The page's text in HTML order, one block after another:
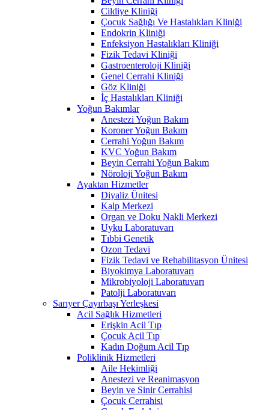
Cildiye Kliniği
Çocuk Sağlığı Ve Hastalıkları Kliniği
Endokrin Kliniği
Enfeksiyon Hastalıkları Kliniği
Fizik Tedavi Kliniği
Gastroenteroloji Kliniği
Genel Cerrahi Kliniği
Göz Kliniği
İç Hastalıkları Kliniği
Yoğun Bakımlar
Anestezi Yoğun Bakım
Koroner Yoğun Bakım
Cerrahi Yoğun Bakım
KVC Yoğun Bakım
Beyin Cerrahi Yoğun Bakım
Nöroloji Yoğun Bakım
Ayaktan Hizmetler
Diyaliz Ünitesi
Kalp Merkezi
Organ ve Doku Nakli Merkezi
Uyku Laboratuvarı
Tıbbi Genetik
Ozon Tedavi
Fizik Tedavi ve Rehabilitasyon Ünitesi
Biyokimya Laboratuvarı
Mikrobiyoloji Laboratuvarı
Patolji Laboratuvarı
Sarıyer Çayırbaşı Yerleşkesi
Acil Sağlık Hizmetleri
Erişkin Acil Tıp
Çocuk Acil Tıp
Kadın Doğum Acil Tıp
Poliklinik Hizmetleri
Aile Hekimliği
Anestezi ve Reanimasyon
Beyin ve Sinir Cerrahisi
Çocuk Cerrahisi